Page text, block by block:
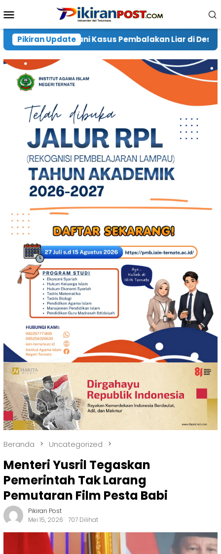
ke
Mobile
Pikiran Update
Liar di Desa Waringi, Warga Harap Pelaku Diberi
Beranda Uncategorized
Menteri Yusril Tegaskan
Pemerintah Tak Larang
Pemutaran Film Pesta Babi
Pikiran Post
Mei 15, 2026
707 Dilihat